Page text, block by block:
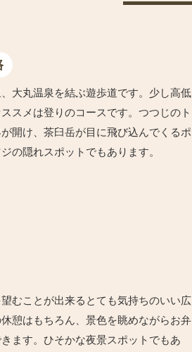
大丸温泉を結ぶ遊歩道です。少し高低
スメは登りのコースです。つつじのト
開け、茶臼岳が目に飛び込んでくるポ
の隠れスポットでもあります。
むことが出来るとても気持ちのいい広
憩はもちろん、景色を眺めながらお弁
ます。ひそかな夜景スポットでもあ